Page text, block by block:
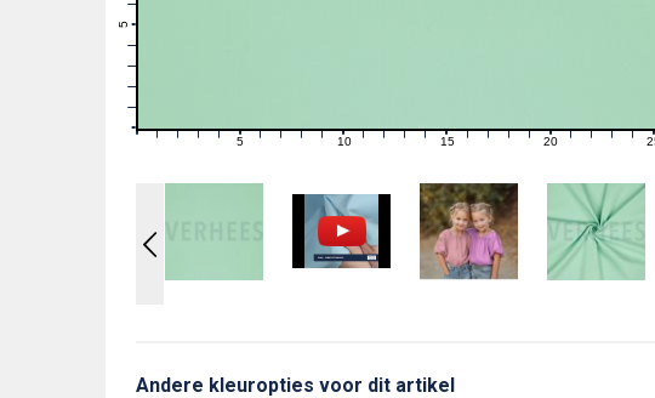
1 2 3 4 6 7 8 9 11 12 13 14 16 17 18 19 21 22 23 24
Andere kleuropties voor dit artikel